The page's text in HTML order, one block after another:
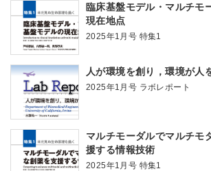
臨床基盤モデル・マルチモ
現在地点
2025年1月号 特集1
人が環境を創り，環境が人
2025年1月号 ラボレポート
マルチモーダルでマルチモ
援する情報技術
2025年1月号 特集1